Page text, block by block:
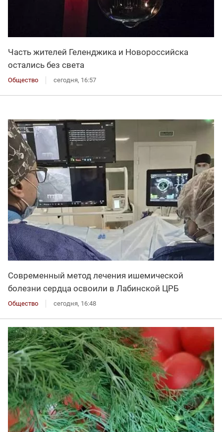
Часть жителей Геленджика и Новороссийска
остались без света
Общество сегодня, 16:57
Современный метод лечения ишемической
болезни сердца освоили в Лабинской ЦРБ
Общество сегодня, 16:48